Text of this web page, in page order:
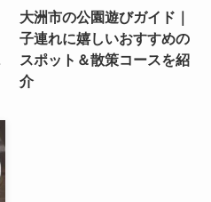
大洲市の公園遊びガイド｜
子連れに嬉しいおすすめの
スポット＆散策コースを紹
介